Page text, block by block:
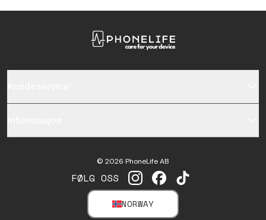
FØLG OSS INSTAGRAM
FACEBOOKTIKTOK
NORWAY
SELECT MARKET
© 2026 PhoneLife AB